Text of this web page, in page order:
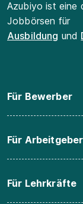
Azubiyo ist eine
Jobbörsen für
Ausbildung und
Für Bewerber
Für Arbeitgeber
Für Lehrkräfte